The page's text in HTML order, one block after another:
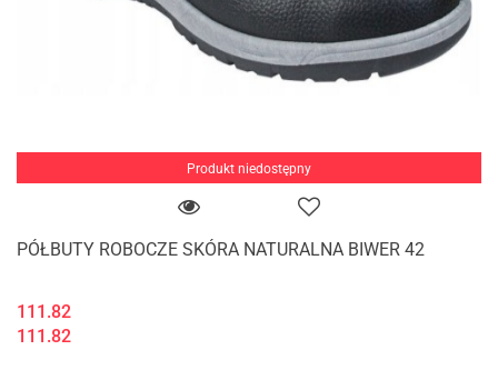
Produkt niedostępny
PÓŁBUTY ROBOCZE SKÓRA NATURALNA BIWER 42
111.82
111.82